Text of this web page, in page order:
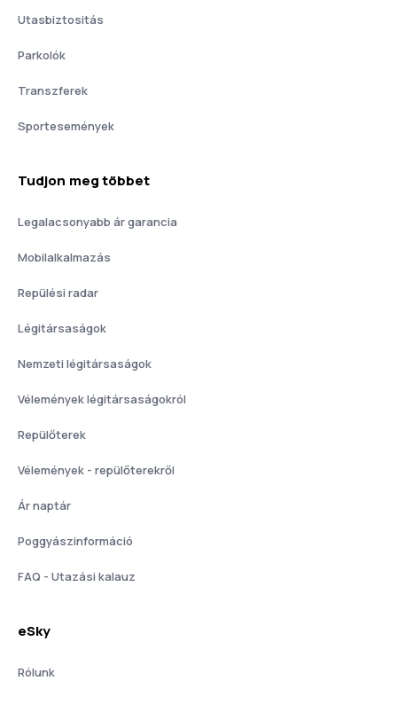
Utasbiztositás
Parkolók
Transzferek
Sportesemények
Tudjon meg többet
Legalacsonyabb ár garancia
Mobilalkalmazás
Repülési radar
Légitársaságok
Nemzeti légitársaságok
Vélemények légitársaságokról
Repülőterek
Vélemények - repülőterekről
Ár naptár
Poggyászinformáció
FAQ - Utazási kalauz
eSky
Rólunk